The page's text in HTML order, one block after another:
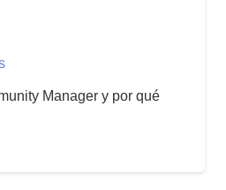
Manager y por qué